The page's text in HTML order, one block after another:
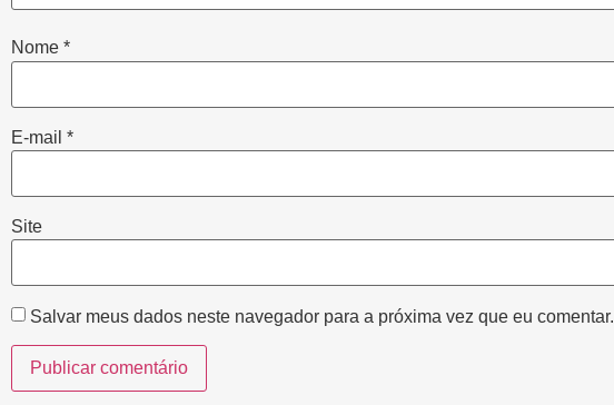
Nome *
E-mail *
Site
Salvar meus dados neste navegador para a próxima vez que eu comentar.